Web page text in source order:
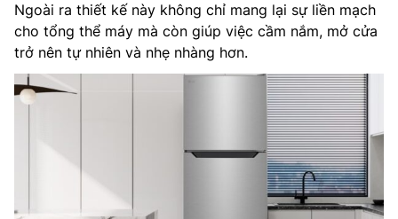
Ngoài ra thiết kế này không chỉ mang lại sự liền mạch
cho tổng thể máy mà còn giúp việc cầm nắm, mở cửa
trở nên tự nhiên và nhẹ nhàng hơn.